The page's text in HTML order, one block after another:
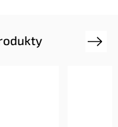
Next